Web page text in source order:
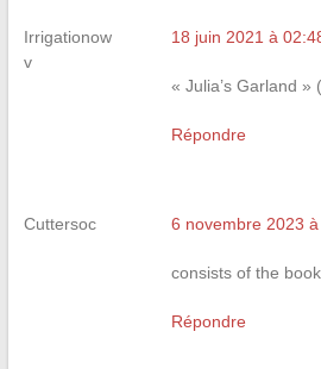
Irrigationow
v
18 juin 2021 à
« Julia’s Garland »
Répondre
Cuttersoc 6 novembre 2023
consists of the
Répondre